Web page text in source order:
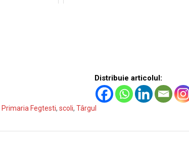
Distribuie articolul:
Primaria Fegtesti, scoli, Târgul